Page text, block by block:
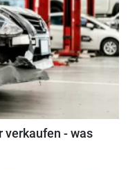
verkaufen - was